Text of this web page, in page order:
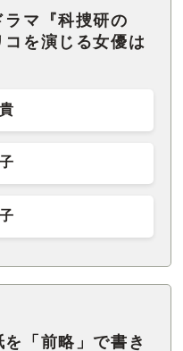
ラマ『科捜研の
を演じる女優は
を「前略」で書き